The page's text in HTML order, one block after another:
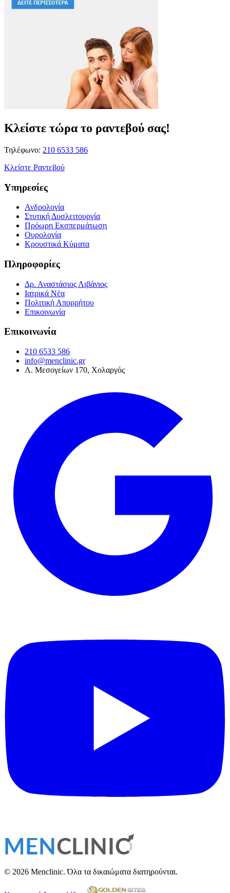
Κλείστε τώρα το ραντεβού σας!
Τηλέφωνο: 210 6533 586
Κλείστε Ραντεβού
Υπηρεσίες
Ανδρολογία
Στυτική Δυσλειτουργία
Πρόωρη Εκσπερμάτωση
Ουρολογία
Κρουστικά Κύματα
Πληροφορίες
Δρ. Αναστάσιος Λιβάνιος
Ιατρικά Νέα
Πολιτική Απορρήτου
Επικοινωνία
Επικοινωνία
210 6533 586
info@menclinic.gr
Λ. Μεσογείων 170, Χολαργός
© 2026 Menclinic. Όλα τα δικαιώματα διατηρούνται.